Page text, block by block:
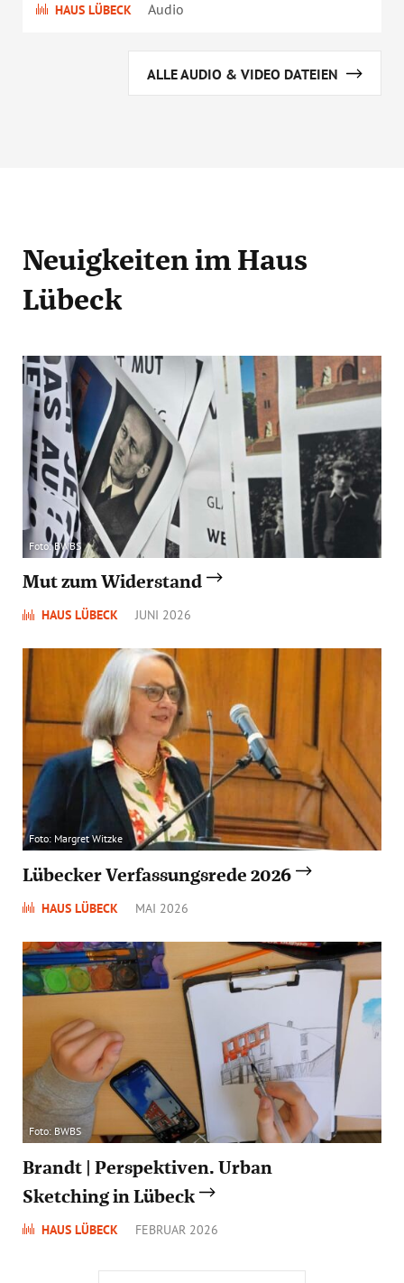
HAUS LÜBECK Audio
ALLE AUDIO & VIDEO DATEIEN
Neuigkeitenim Haus
Lübeck
Foto: BWBS
Mut zum Widerstand
HAUS LÜBECK JUNI 2026
Foto: Margret Witzke
Lübecker Verfassungsrede 2026
HAUS LÜBECK MAI 2026
Foto: BWBS
Brandt | Perspektiven. Urban
Sketching in Lübeck
HAUS LÜBECK FEBRUAR 2026